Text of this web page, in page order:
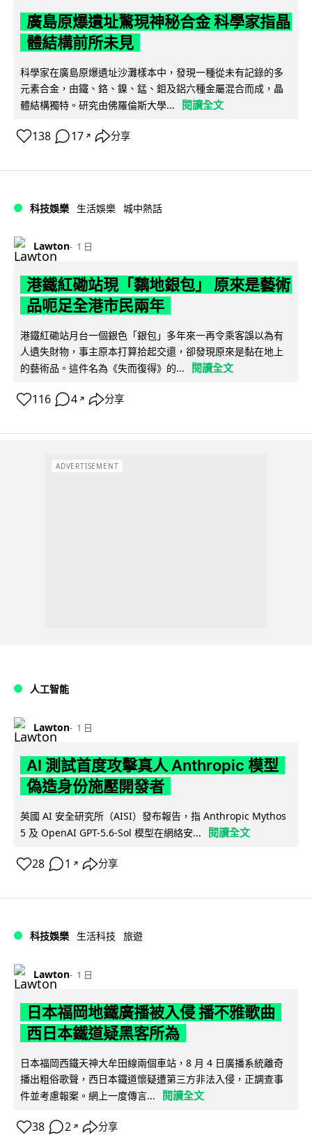
廣島原爆遺址驚現神秘合金 科學家指晶
體結構前所未見
科學家在廣島原爆遺址沙灘樣本中，發現一種從未有記錄的多
元素合金，由鐵、鉻、鎳、錳、鉬及鋁六種金屬混合而成，晶
體結構獨特。研究由佛羅倫斯大學...
閱讀全文
138 17 ↗ 分享
科技娛樂 生活娛樂 城中熱話
Lawton 1 日
港鐵紅磡站現「黐地銀包」 原來是藝術
品呃足全港市民兩年
港鐵紅磡站月台一個銀色「銀包」多年來一再令乘客誤以為有
人遺失財物，事主原本打算拾起交還，卻發現原來是黏在地上
的藝術品。這件名為《失而復得》的...
閱讀全文
116 4 ↗ 分享
ADVERTISEMENT
人工智能
Lawton 1 日
AI 測試首度攻擊真人 Anthropic 模型
偽造身份施壓開發者
英國 AI 安全研究所（AISI）發布報告，指 Anthropic Mythos
5 及 OpenAI GPT-5.6-Sol 模型在網絡安...
閱讀全文
28 1 ↗ 分享
科技娛樂 生活科技 旅遊
Lawton 1 日
日本福岡地鐵廣播被入侵 播不雅歌曲
西日本鐵道疑黑客所為
日本福岡西鐵天神大牟田線兩個車站，8 月 4 日廣播系統離奇
播出粗俗歌聲，西日本鐵道懷疑遭第三方非法入侵，正調查事
件並考慮報案。網上一度傳言...
閱讀全文
38 2 ↗ 分享